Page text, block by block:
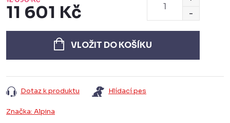
11 601 Kč
cena:
VLOŽIT DO KOŠÍKU
Dotaz k produktu Hlídací pes
Značka: Alpina